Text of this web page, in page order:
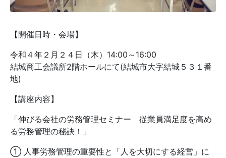
【開催日時・会場】
令和４年２月２４日（木）14:00～16:00
結城商工会議所2階ホールにて(結城市大字結城５３１番
地)
【講座内容】
「伸びる会社の労務管理セミナー 従業員満足度を高め
る労務管理の秘訣！」
➀ 人事労務管理の重要性と「人を大切にする経営」に